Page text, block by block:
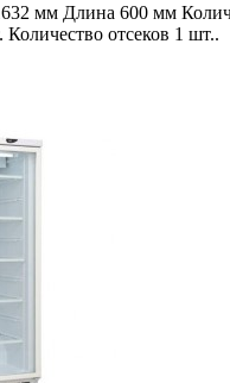
мм Длина 600 мм
отсеков 1 шт..